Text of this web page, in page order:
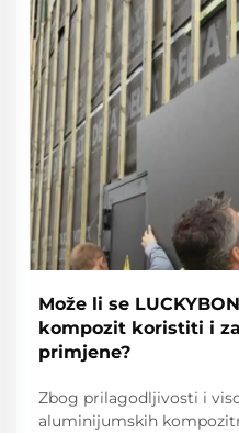
Može li se
kompozit koristiti i
primjene?
Zbog prilagodljivosti i
aluminijumskih